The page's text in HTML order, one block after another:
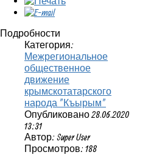
Подробности
Категория:
Межрегиональное
общественное
движение
крымскотатарского
народа "Къырым"
Опубликовано 28.06.2020
13:31
Автор: Super User
Просмотров: 188